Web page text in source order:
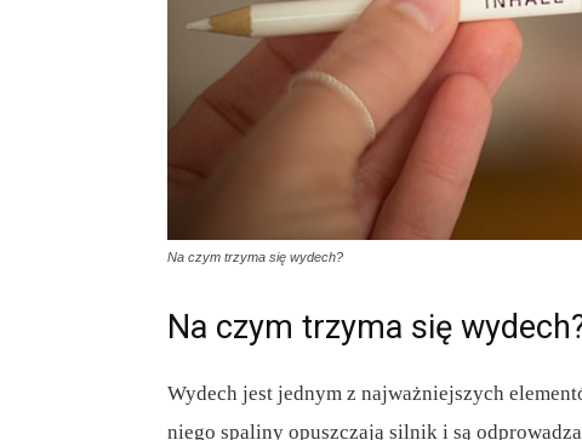
Na czym trzyma się wydech?
Na czym trzyma się
Wydech jest jednym z najważniejszych
niego spaliny opuszczają silnik i są